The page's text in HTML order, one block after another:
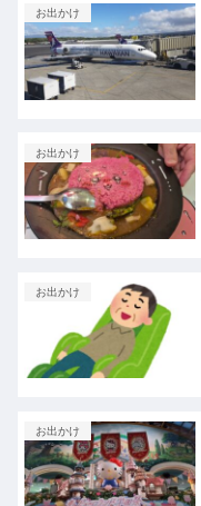
お出かけ
お出かけ
お出かけ
お出かけ